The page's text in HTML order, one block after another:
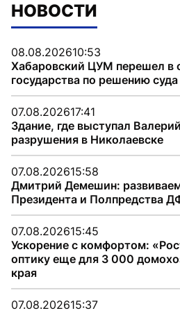
НОВОСТИ
08.08.202610:53
Хабаровский ЦУМ перешел в
государства по решению суда
07.08.202617:41
Здание, где выступал
разрушения в Николаевске
07.08.202615:58
Дмитрий Демешин:
Президента и Полпредства
07.08.202615:45
Ускорение с комфортом:
оптику еще для 3 000
края
07.08.202615:37